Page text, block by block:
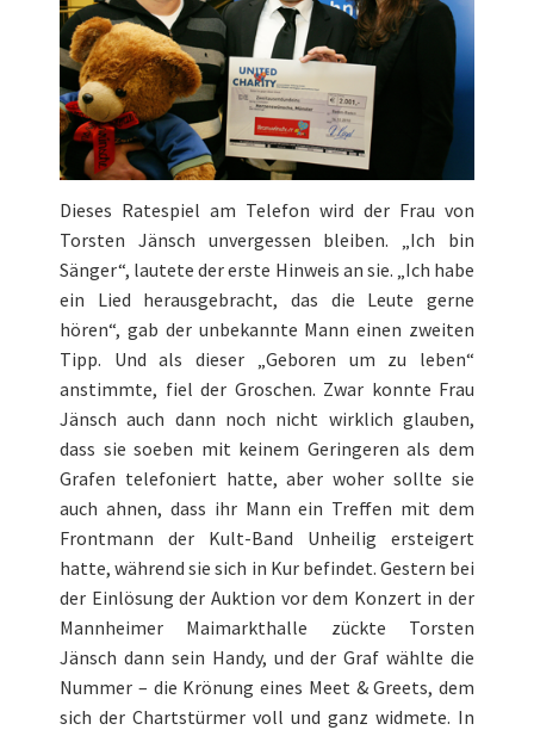
Dieses Ratespiel am Telefon wird der Frau von
Torsten Jänsch unvergessen bleiben. „Ich bin
Sänger“, lautete der erste Hinweis an sie. „Ich habe
ein Lied herausgebracht, das die Leute gerne
hören“, gab der unbekannte Mann einen zweiten
Tipp. Und als dieser „Geboren um zu leben“
anstimmte, fiel der Groschen. Zwar konnte Frau
Jänsch auch dann noch nicht wirklich glauben,
dass sie soeben mit keinem Geringeren als dem
Grafen telefoniert hatte, aber woher sollte sie
auch ahnen, dass ihr Mann ein Treffen mit dem
Frontmann der Kult-Band Unheilig ersteigert
hatte, während sie sich in Kur befindet. Gestern bei
der Einlösung der Auktion vor dem Konzert in der
Mannheimer Maimarkthalle zückte Torsten
Jänsch dann sein Handy, und der Graf wählte die
Nummer – die Krönung eines Meet & Greets, dem
sich der Chartstürmer voll und ganz widmete. In